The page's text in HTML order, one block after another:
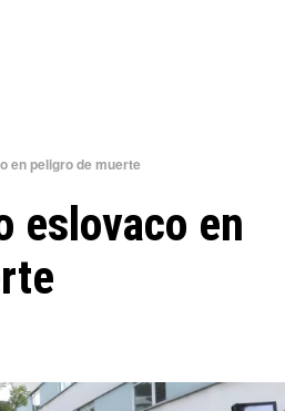
en peligro de muerte
eslovaco en